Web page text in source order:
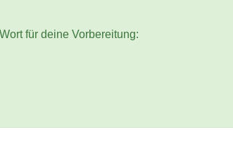
für deine Vorbereitung: